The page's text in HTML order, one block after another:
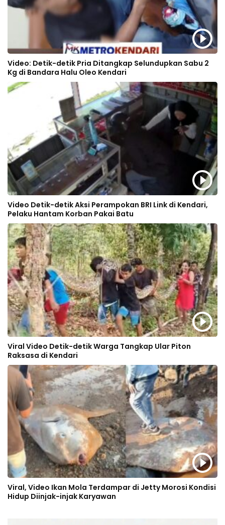
Video: Detik-detik Pria Ditangkap Selundupkan Sabu 2
Kg di Bandara Halu Oleo Kendari
Video Detik-detik Aksi Perampokan BRI Link di Kendari,
Pelaku Hantam Korban Pakai Batu
Viral Video Detik-detik Warga Tangkap Ular Piton
Raksasa di Kendari
Viral, Video Ikan Mola Terdampar di Jetty Morosi Kondisi
Hidup Diinjak-injak Karyawan